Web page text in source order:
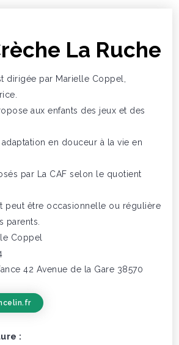
La Ruche
dirigée par Marielle Coppel,
aux enfants des jeux et des
en douceur à la vie en
par La CAF selon le quotient
peut être occasionnelle ou régulière
parents.
Coppel
42 Avenue de la Gare 38570
: